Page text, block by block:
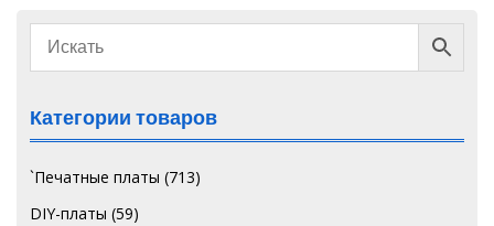
Категории товаров
`Печатные платы (713)
DIY-платы (59)